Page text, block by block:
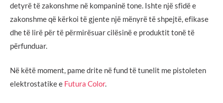
detyrë të zakonshme në kompaninë tone. Ishte një sfidë e
zakonshme që kërkoi të gjente një mënyrë të shpejtë, efikase
dhe të lirë për të përmirësuar cilësinë e produktit tonë të
përfunduar.
Në këtë moment, pame drite në fund të tunelit me pistoleten
elektrostatike e Futura Color.